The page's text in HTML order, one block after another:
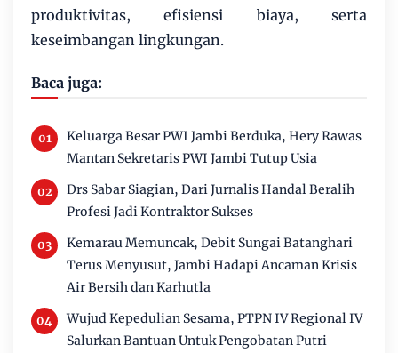
produktivitas, efisiensi biaya, serta
keseimbangan lingkungan.
Baca juga:
Keluarga Besar PWI Jambi Berduka, Hery Rawas
Mantan Sekretaris PWI Jambi Tutup Usia
Drs Sabar Siagian, Dari Jurnalis Handal Beralih
Profesi Jadi Kontraktor Sukses
Kemarau Memuncak, Debit Sungai Batanghari
Terus Menyusut, Jambi Hadapi Ancaman Krisis
Air Bersih dan Karhutla
Wujud Kepedulian Sesama, PTPN IV Regional IV
Salurkan Bantuan Untuk Pengobatan Putri